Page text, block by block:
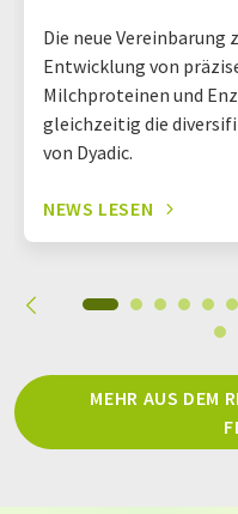
Die neue
Entwicklung von
Milchproteinen und
gleichzeitig die
von Dyadic.
NEWS LESEN
MEHR AUS DEM